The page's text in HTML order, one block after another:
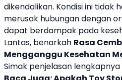
dikendalikan. Kondisi ini tidak
merusak hubungan dengan
dapat berdampak pada
Lantas, benarkah Rasa
Mengganggu Kesehatan
Simak penjelasan lengkapnya